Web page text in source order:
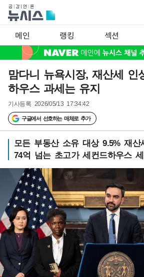
메인 랭킹 섹션
맘다니 뉴욕시장, 재산세
하우스 과세는 유지
기사등록 2026/05/13 17:34:42
구글에서 선호하는 매체로 추가
모든 부동산 소유 대상 9.5% 재산
74억 넘는 초고가 세컨드하우스